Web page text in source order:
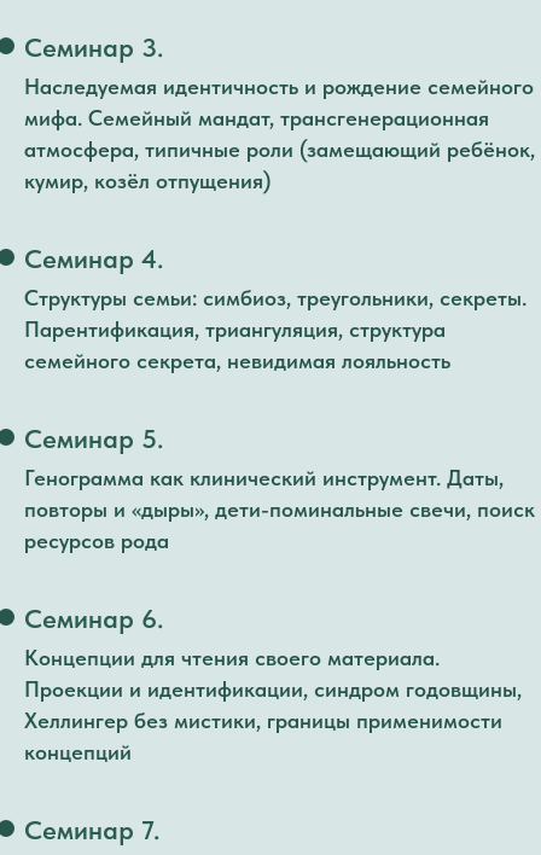
Семинар 3.
Наследуемая идентичность и рождение семейного
мифа. Семейный мандат, трансгенерационная
атмосфера, типичные роли (замещающий ребёнок,
кумир, козёл отпущения)
Семинар 4.
Структуры семьи: симбиоз, треугольники, секреты.
Парентификация, триангуляция, структура
семейного секрета, невидимая лояльность
Семинар 5.
Генограмма как клинический инструмент. Даты,
повторы и «дыры», дети-поминальные свечи, поиск
ресурсов рода
Семинар 6.
Концепции для чтения своего материала.
Проекции и идентификации, синдром годовщины,
Хеллингер без мистики, границы применимости
концепций
Семинар 7.